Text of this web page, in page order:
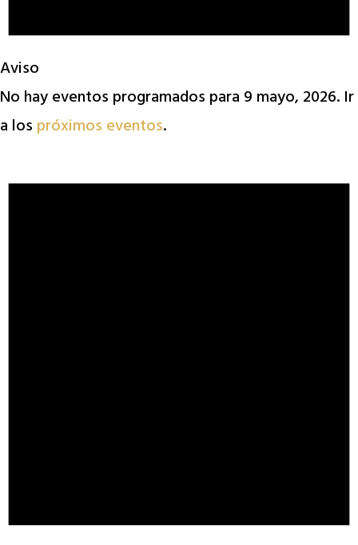
Aviso
No hay eventos programados para 9 mayo, 2026. Ir
a los próximos eventos.